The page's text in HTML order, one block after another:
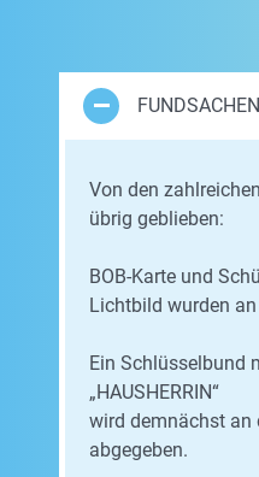
FUNDSACHEN
Von den
übrig geblieben:
BOB-Karte und
Lichtbild wurden
Ein Schlüsselbund
„HAUSHERRIN“
wird demnächst an
abgegeben.